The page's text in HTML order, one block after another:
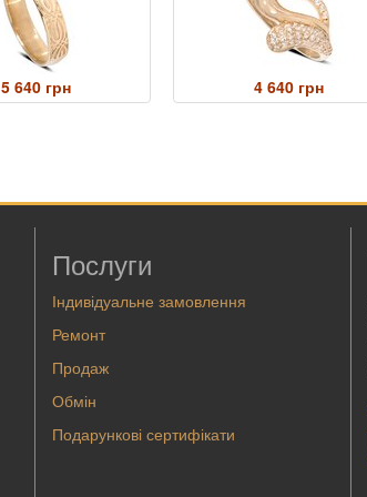
5 640 грн 4 640 грн
Послуги
Індивідуальне замовлення
Ремонт
Продаж
Обмін
Подарункові сертифікати